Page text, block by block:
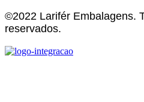
©2022 Larifér Embalagens.
reservados.